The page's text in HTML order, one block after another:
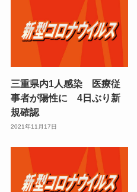
三重県内1人感染 医療従
事者が陽性に 4日ぶり新
規確認
2021年11月17日